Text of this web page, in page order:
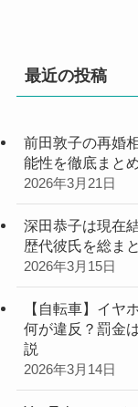
最近の投稿
前田敦子の再婚
能性を徹底まと
2026年3月21日
深田恭子は現在
歴代彼氏を総ま
2026年3月15日
【自転車】イヤ
何が違反？罰金
説
2026年3月14日